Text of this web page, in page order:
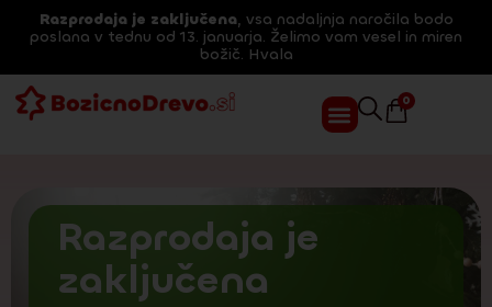
Razprodaja je zaključena, vsa nadaljnja naročila bodo
poslana v tednu od 13. januarja. Želimo vam vesel in miren
božič. Hvala
0
Razprodaja je
zaključena